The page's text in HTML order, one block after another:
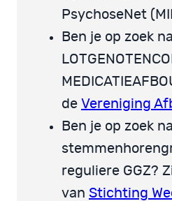
PsychoseNet
Ben je op zoek
de Vereniging
Ben je op zoek
reguliere GGZ?
van Stichting